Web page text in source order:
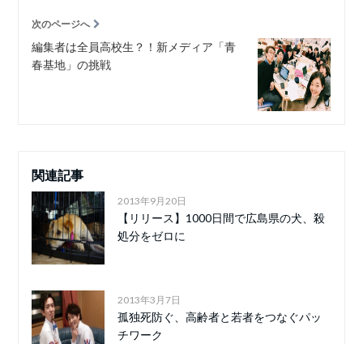
次のページへ
編集者は全員高校生？！新メディア「青
春基地」の挑戦
関連記事
2013年9月20日
【リリース】1000日間で広島県の犬、殺
処分をゼロに
2013年3月7日
孤独死防ぐ、高齢者と若者をつなぐパッ
チワーク